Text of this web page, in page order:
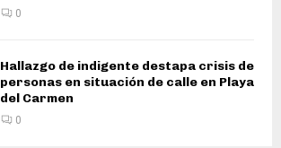
0
Hallazgo de indigente destapa crisis de
personas en situación de calle en Playa
del Carmen
0